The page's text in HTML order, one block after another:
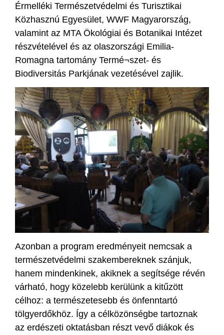
Érmelléki Természetvédelmi és Turisztikai
Közhasznú Egyesület, WWF Magyarország,
valamint az MTA Ökológiai és Botanikai Intézet
részvételével és az olaszországi Emilia-
Romagna tartomány Termé¬szet- és
Biodiversitás Parkjának vezetésével zajlik.
Azonban a program eredményeit nemcsak a
természetvédelmi szakembereknek szánjuk,
hanem mindenkinek, akiknek a segítsége révén
várható, hogy közelebb kerülünk a kitűzött
célhoz: a természetesebb és önfenntartó
tölgyerdőkhöz. Így a célközönségbe tartoznak
az erdészeti oktatásban részt vevő diákok és